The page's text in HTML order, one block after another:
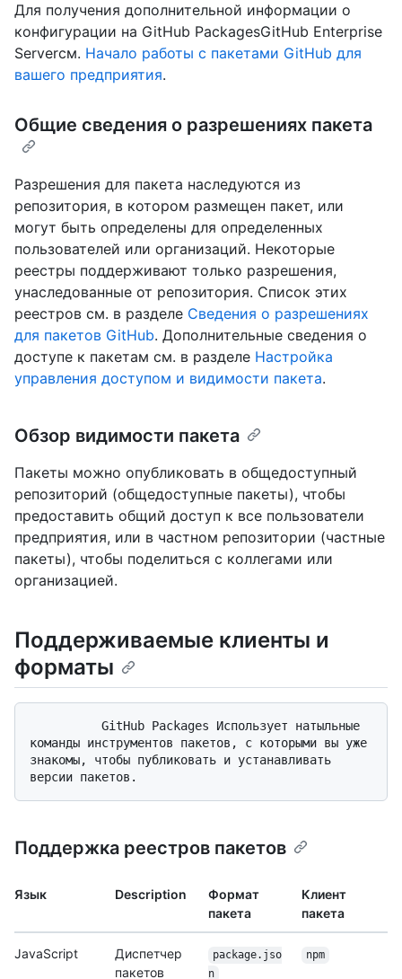
Для получения дополнительной информации о
конфигурации на GitHub PackagesGitHub Enterprise
Serverсм. Начало работы с пакетами GitHub для
вашего предприятия.
Общие сведения о разрешениях пакета
Разрешения для пакета наследуются из
репозитория, в котором размещен пакет, или
могут быть определены для определенных
пользователей или организаций. Некоторые
реестры поддерживают только разрешения,
унаследованные от репозитория. Список этих
реестров см. в разделе Сведения о разрешениях
для пакетов GitHub. Дополнительные сведения о
доступе к пакетам см. в разделе Настройка
управления доступом и видимости пакета.
Обзор видимости пакета
Пакеты можно опубликовать в общедоступный
репозиторий (общедоступные пакеты), чтобы
предоставить общий доступ к все пользователи
предприятия, или в частном репозитории (частные
пакеты), чтобы поделиться с коллегами или
организацией.
Поддерживаемые клиенты и
форматы
команды инструментов пакетов, с которыми вы уже
знакомы, чтобы публиковать и устанавливать
Поддержка реестров пакетов
Язык Description
Формат
пакета
Клиент
пакета
JavaScript
Диспетчер
пакетов
package.jso
n
npm